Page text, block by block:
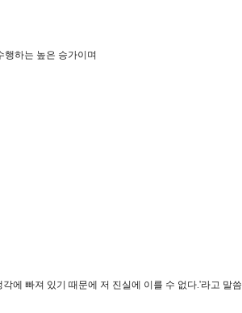
하는 높은 승가이며
에 빠져 있기 때문에 저 진실에 이를 수 없다.'라고 말씀